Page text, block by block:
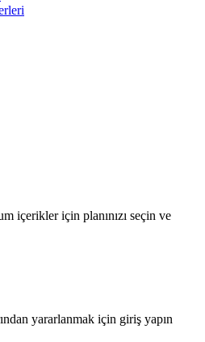
içerikler için planınızı seçin ve
yararlanmak için giriş yapın